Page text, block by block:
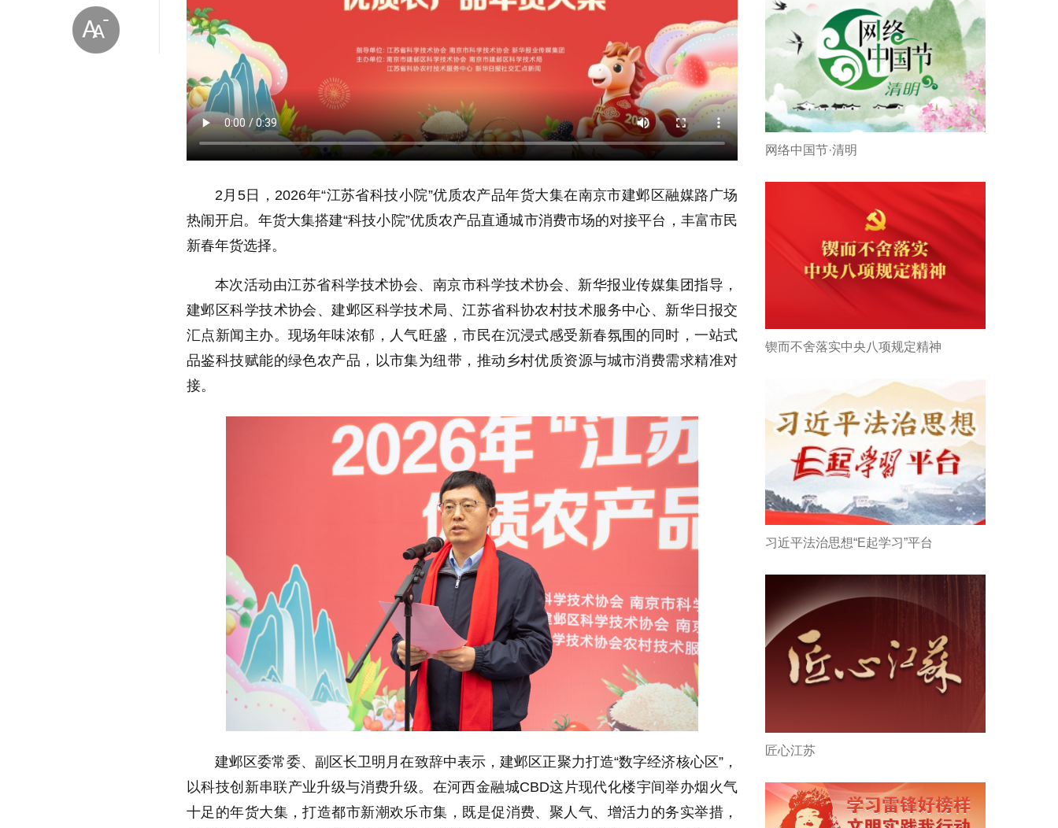
2月5日，2026年“江苏省科技小院”优质农产品年货大集在南京市建邺区融媒路广场
热闹开启。年货大集搭建“科技小院”优质农产品直通城市消费市场的对接平台，丰富市民
新春年货选择。
本次活动由江苏省科学技术协会、南京市科学技术协会、新华报业传媒集团指导，
建邺区科学技术协会、建邺区科学技术局、江苏省科协农村技术服务中心、新华日报交
汇点新闻主办。现场年味浓郁，人气旺盛，市民在沉浸式感受新春氛围的同时，一站式
品鉴科技赋能的绿色农产品，以市集为纽带，推动乡村优质资源与城市消费需求精准对
接。
建邺区委常委、副区长卫明月在致辞中表示，建邺区正聚力打造“数字经济核心区”，
以科技创新串联产业升级与消费升级。在河西金融城CBD这片现代化楼宇间举办烟火气
十足的年货大集，打造都市新潮欢乐市集，既是促消费、聚人气、增活力的务实举措，
网络中国节·清明
锲而不舍落实中央八项规定精神
习近平法治思想“E起学习”平台
匠心江苏